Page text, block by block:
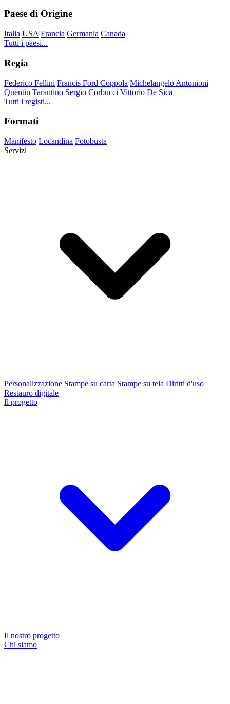
Paese di Origine
Italia USA Francia Germania Canada
Tutti i paesi...
Regia
Federico Fellini Francis Ford Coppola Michelangelo Antonioni
Quentin Tarantino Sergio Corbucci Vittorio De Sica
Tutti i registi...
Formati
Manifesto Locandina Fotobusta
Servizi
Personalizzazione Stampe su carta Stampe su tela Diritti d'uso
Restauro digitale
Il progetto
Il nostro progetto
Chi siamo